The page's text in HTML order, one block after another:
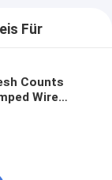
Für
Counts
Wire